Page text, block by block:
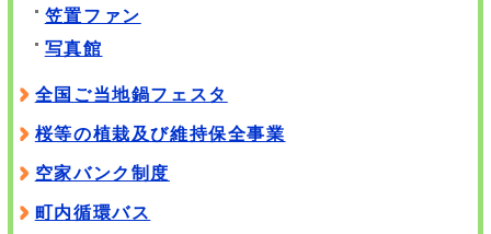
笠置ファン
写真館
全国ご当地鍋フェスタ
桜等の植栽及び維持保全事業
空家バンク制度
町内循環バス